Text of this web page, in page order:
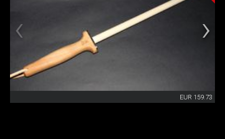
EUR 159.73